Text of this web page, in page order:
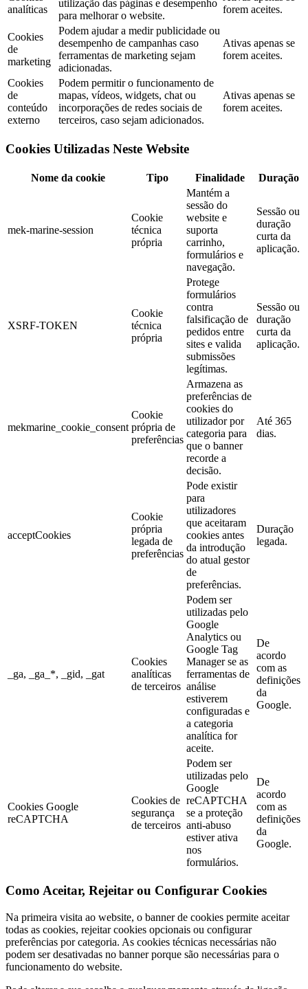
analíticas
utilização das páginas e desempenho
para melhorar o website.
forem aceites.
Cookies
de
marketing
Podem ajudar a medir publicidade ou
desempenho de campanhas caso
ferramentas de marketing sejam
adicionadas.
Ativas apenas se
forem aceites.
Cookies
de
conteúdo
externo
Podem permitir o funcionamento de
mapas, vídeos, widgets, chat ou
incorporações de redes sociais de
terceiros, caso sejam adicionados.
Ativas apenas se
forem aceites.
Cookies Utilizadas Neste Website
Nome da cookie Tipo Finalidade Duração
mek-marine-session
Cookie
técnica
própria
Mantém a
sessão do
website e
suporta
carrinho,
formulários e
navegação.
Sessão ou
duração
curta da
aplicação.
XSRF-TOKEN
Cookie
técnica
própria
Protege
formulários
contra
falsificação de
pedidos entre
sites e valida
submissões
legítimas.
Sessão ou
duração
curta da
aplicação.
mekmarine_cookie_consent
Cookie
própria de
preferências
Armazena as
preferências de
cookies do
utilizador por
categoria para
que o banner
recorde a
decisão.
Até 365
dias.
acceptCookies
Cookie
própria
legada de
preferências
Pode existir
para
utilizadores
que aceitaram
cookies antes
da introdução
do atual gestor
de
preferências.
Duração
legada.
_ga, _ga_*, _gid, _gat
Cookies
analíticas
de terceiros
Podem ser
utilizadas pelo
Google
Analytics ou
Google Tag
Manager se as
ferramentas de
análise
estiverem
configuradas e
a categoria
analítica for
aceite.
De
acordo
com as
definições
da
Google.
Cookies Google
reCAPTCHA
Cookies de
segurança
de terceiros
Podem ser
utilizadas pelo
Google
reCAPTCHA
se a proteção
anti-abuso
estiver ativa
nos
formulários.
De
acordo
com as
definições
da
Google.
Como Aceitar, Rejeitar ou Configurar Cookies
Na primeira visita ao website, o banner de cookies permite aceitar
todas as cookies, rejeitar cookies opcionais ou configurar
preferências por categoria. As cookies técnicas necessárias não
podem ser desativadas no banner porque são necessárias para o
funcionamento do website.